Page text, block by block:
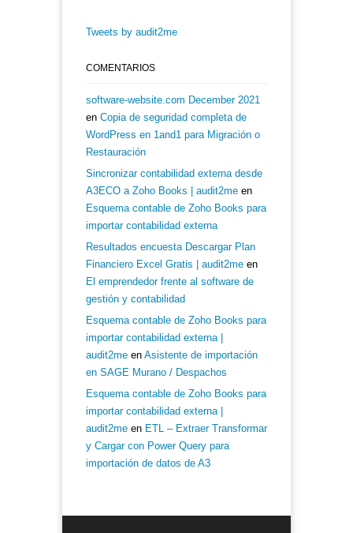
Tweets by audit2me
COMENTARIOS
software-website.com December 2021
en Copia de seguridad completa de
WordPress en 1and1 para Migración o
Restauración
Sincronizar contabilidad externa desde
A3ECO a Zoho Books | audit2me en
Esquema contable de Zoho Books para
importar contabilidad externa
Resultados encuesta Descargar Plan
Financiero Excel Gratis | audit2me en
El emprendedor frente al software de
gestión y contabilidad
Esquema contable de Zoho Books para
importar contabilidad externa |
audit2me en Asistente de importación
en SAGE Murano / Despachos
Esquema contable de Zoho Books para
importar contabilidad externa |
audit2me en ETL – Extraer Transformar
y Cargar con Power Query para
importación de datos de A3